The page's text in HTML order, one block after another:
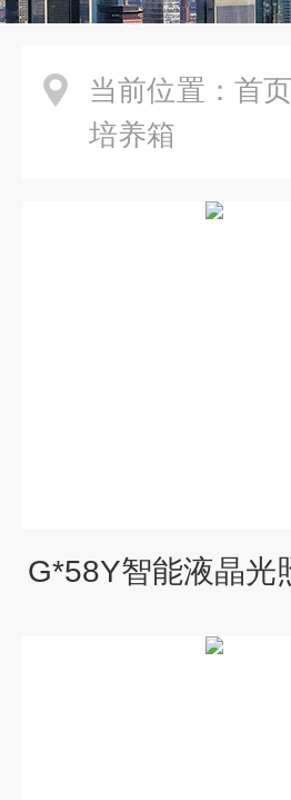
当前位置： 首页
培养箱
G*58Y智能液晶光